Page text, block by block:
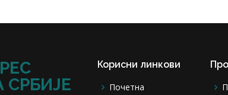
СРБИЈЕ
Корисни линкови
Почетна